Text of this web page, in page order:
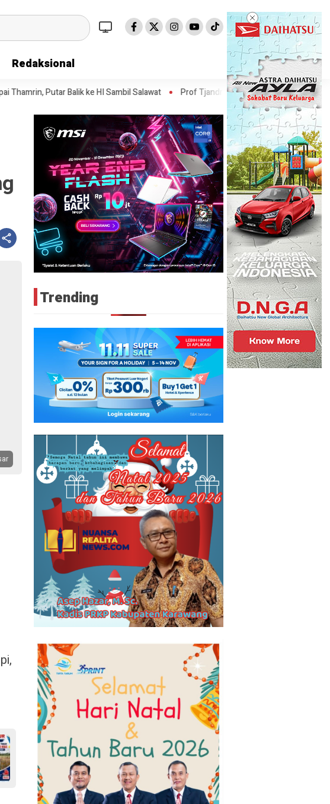
Redaksional
ke HI Sambil Salawat Prof Tjandra: Varian Omicron Mungkin Berdampak pada
Trending